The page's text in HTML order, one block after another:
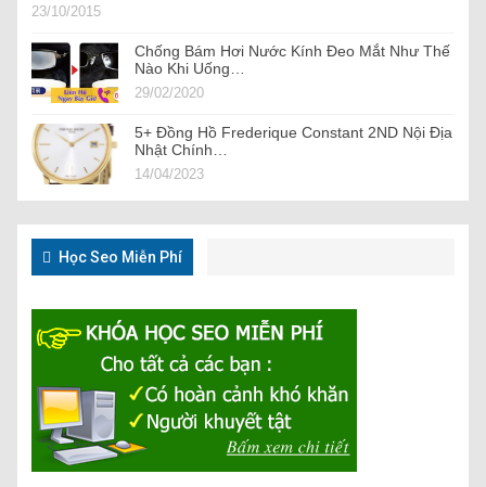
23/10/2015
Chống Bám Hơi Nước Kính Đeo Mắt Như Thế
Nào Khi Uống…
29/02/2020
5+ Đồng Hồ Frederique Constant 2ND Nội Địa
Nhật Chính…
14/04/2023
Học Seo Miễn Phí